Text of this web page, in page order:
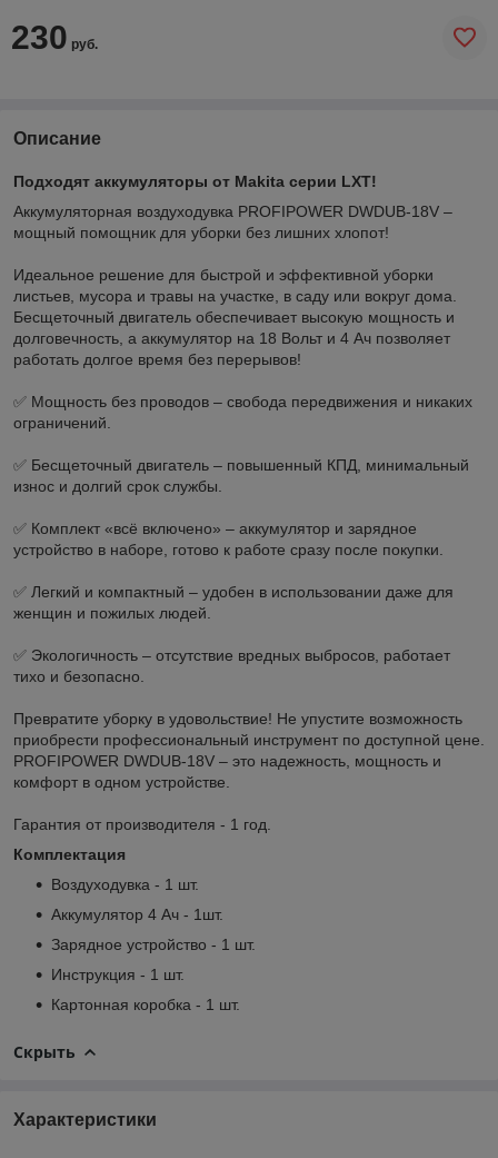
230 руб.
Описание
Подходят аккумуляторы от Makita серии LXT!
Аккумуляторная воздуходувка PROFIPOWER DWDUB-18V –
мощный помощник для уборки без лишних хлопот!
Идеальное решение для быстрой и эффективной уборки
листьев, мусора и травы на участке, в саду или вокруг дома.
Бесщеточный двигатель обеспечивает высокую мощность и
долговечность, а аккумулятор на 18 Вольт и 4 Ач позволяет
работать долгое время без перерывов!
✅ Мощность без проводов – свобода передвижения и никаких
ограничений.
✅ Бесщеточный двигатель – повышенный КПД, минимальный
износ и долгий срок службы.
✅ Комплект «всё включено» – аккумулятор и зарядное
устройство в наборе, готово к работе сразу после покупки.
✅ Легкий и компактный – удобен в использовании даже для
женщин и пожилых людей.
✅ Экологичность – отсутствие вредных выбросов, работает
тихо и безопасно.
Превратите уборку в удовольствие! Не упустите возможность
приобрести профессиональный инструмент по доступной цене.
PROFIPOWER DWDUB-18V – это надежность, мощность и
комфорт в одном устройстве.
Гарантия от производителя - 1 год.
Комплектация
Воздуходувка - 1 шт.
Аккумулятор 4 Ач - 1шт.
Зарядное устройство - 1 шт.
Инструкция - 1 шт.
Картонная коробка - 1 шт.
Скрыть
Характеристики